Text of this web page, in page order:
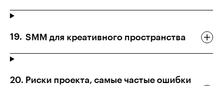
SMM для креативного пространства
Риски проекта, самые частые ошибки